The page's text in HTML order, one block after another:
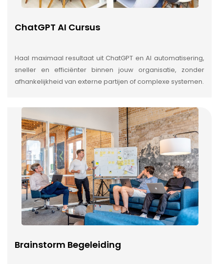
ChatGPT AI Cursus
Haal maximaal resultaat uit ChatGPT en AI automatisering,
sneller en efficiënter binnen jouw organisatie, zonder
afhankelijkheid van externe partijen of complexe systemen.
Brainstorm Begeleiding